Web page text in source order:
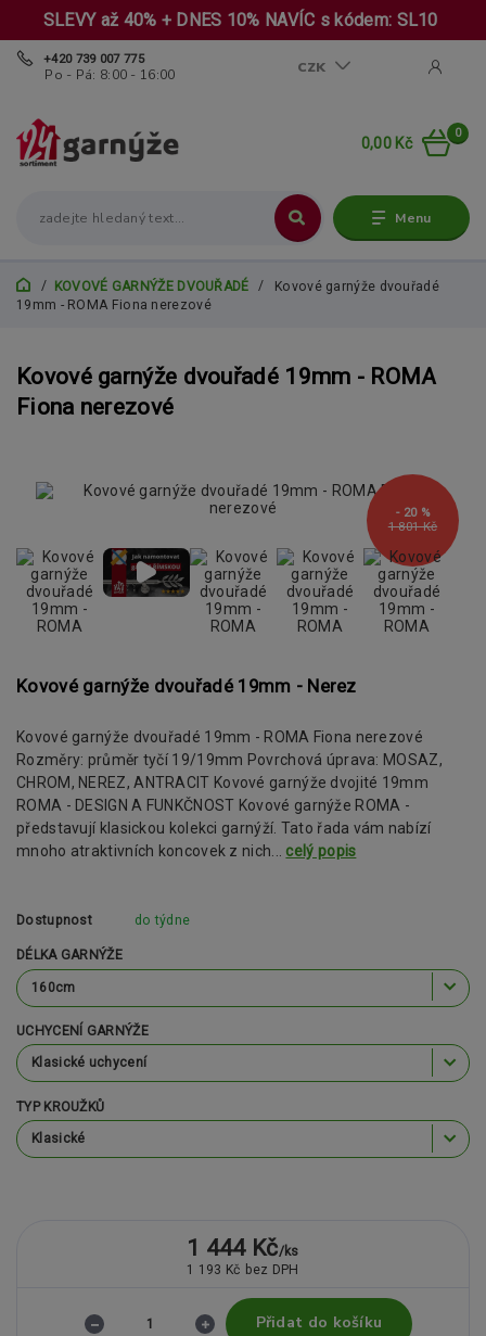
SLEVY až 40% + DNES 10% NAVÍC s kódem: SL10
Menu
CZK
+420 739 007 775
Po - Pá: 8:00 - 16:00
0
0,00 Kč
KOVOVÉ GARNÝŽE DVOUŘADÉ
Kovové garnýže dvouřadé
19mm - ROMA Fiona nerezové
Kovové garnýže dvouřadé 19mm - ROMA
Fiona nerezové
1 801 Kč
- 20 %
Kovové garnýže dvouřadé 19mm - Nerez
Kovové garnýže dvouřadé 19mm - ROMA Fiona nerezové
Rozměry: průměr tyčí 19/19mm Povrchová úprava: MOSAZ,
CHROM, NEREZ, ANTRACIT Kovové garnýže dvojité 19mm
ROMA - DESIGN A FUNKČNOST Kovové garnýže ROMA -
představují klasickou kolekci garnýží. Tato řada vám nabízí
mnoho atraktivních koncovek z nich... celý popis
Dostupnost do týdne
DÉLKA GARNÝŽE
UCHYCENÍ GARNÝŽE
TYP KROUŽKŮ
1 444 Kč/ks
1 193 Kč bez DPH
Přidat do košíku